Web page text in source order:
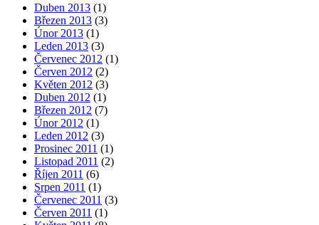
Duben 2013 (1)
Březen 2013 (3)
Únor 2013 (1)
Leden 2013 (3)
Červenec 2012 (1)
Červen 2012 (2)
Květen 2012 (3)
Duben 2012 (1)
Březen 2012 (7)
Únor 2012 (1)
Leden 2012 (3)
Prosinec 2011 (1)
Listopad 2011 (2)
Říjen 2011 (6)
Srpen 2011 (1)
Červenec 2011 (3)
Červen 2011 (1)